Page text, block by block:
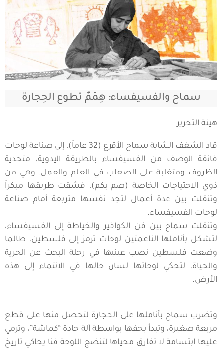
سماح والفسيفساء: هِمَمٌ تطوع الحِجارة
هيئة التحرير
قاد الشغف الشابة سماح الأقرع (32 عاماً)، إلى صناعة لوحات
فائقة الوصف من الفسيفساء بالطريقة اليدوية، متحدية
الظروف ومتغلبة على الصعاب في العلم والعمل، وهي من
ذوي الاحتياجات الخاصة (صم بكم)، فشقت طريقها مبكراً
وتنقلت بين عدة أعمال لتجد نفسها متربعة أمام صناعة
لوحات الفسيفساء.
وتنقلت سماح بين فن الكوافير والخياطة إلى الفسيفساء،
لتشكل بأناملها الناعمتين لوحات ترمز إلى فلسطين، طالما
وضعت فلسطين نصب عينيها في رحلة البحث عن الحرية
والحياة، لتحكي لوحاتها لسان حالها في الانتماء إلى هذه
الأرض.
وتضرب سماح بأناملها على الحجارة لتحصل منها على قطع
مربعة صغيرة، وتبدأ بحفها بواسطة آلة حادة “كماشة”، وترمي
عليها ابتسامة لا تفارق محياها لتنضج اللوحة فنا يحاكي تاريخ